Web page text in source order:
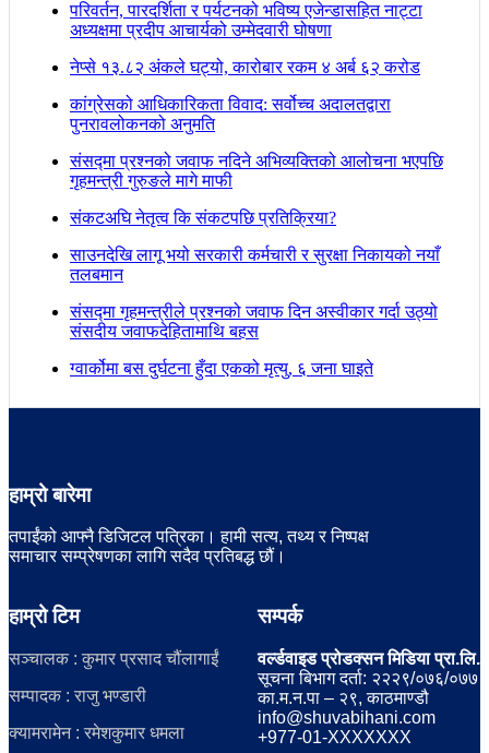
परिवर्तन, पारदर्शिता र पर्यटनको भविष्य एजेन्डासहित नाट्टा
अध्यक्षमा प्रदीप आचार्यको उम्मेदवारी घोषणा
नेप्से १३.८२ अंकले घट्यो, कारोबार रकम ४ अर्ब ६२ करोड
कांग्रेसको आधिकारिकता विवाद: सर्वोच्च अदालतद्वारा
पुनरावलोकनको अनुमति
संसद्मा प्रश्नको जवाफ नदिने अभिव्यक्तिको आलोचना भएपछि
गृहमन्त्री गुरुङले मागे माफी
संकटअघि नेतृत्व कि संकटपछि प्रतिक्रिया?
साउनदेखि लागू भयो सरकारी कर्मचारी र सुरक्षा निकायको नयाँ
तलबमान
संसद्मा गृहमन्त्रीले प्रश्नको जवाफ दिन अस्वीकार गर्दा उठ्यो
संसदीय जवाफदेहितामाथि बहस
ग्वार्कोमा बस दुर्घटना हुँदा एकको मृत्यु, ६ जना घाइते
हाम्रो बारेमा
तपाईंको आफ्नै डिजिटल पत्रिका। हामी सत्य, तथ्य र निष्पक्ष
समाचार सम्प्रेषणका लागि सदैव प्रतिबद्ध छौं।
हाम्रो टिम
सञ्चालक : कुमार प्रसाद चौंलागाईं
सम्पादक : राजु भण्डारी
क्यामरामेन : रमेशकुमार धमला
सम्पर्क
वर्ल्डवाइड प्रोडक्सन मिडिया प्रा.लि.
सूचना बिभाग दर्ता: २२२९/०७६/०७७
का.म.न.पा – २९, काठमाण्डौ
info@shuvabihani.com
+977-01-XXXXXXX